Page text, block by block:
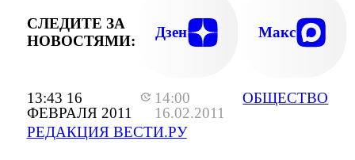
13:43 16
ФЕВРАЛЯ 2011
14:00
16.02.2011
РЕДАКЦИЯ ВЕСТИ.РУ
ОБЩЕСТВО
СЛЕДИТЕ ЗА
НОВОСТЯМИ:
Дзен Макс